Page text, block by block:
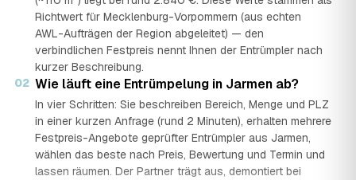
Richtwert für Mecklenburg-Vorpommern (aus echten
AWL-Aufträgen der Region abgeleitet) — den
verbindlichen Festpreis nennt Ihnen der Entrümpler nach
kurzer Beschreibung.
02 Wie läuft eine Entrümpelung in Jarmen ab?
In vier Schritten: Sie beschreiben Bereich, Menge und PLZ
in einer kurzen Anfrage (rund 2 Minuten), erhalten mehrere
Festpreis-Angebote geprüfter Entrümpler aus Jarmen,
wählen das beste nach Preis, Bewertung und Termin und
lassen räumen. Der Partner trägt aus, demontiert bei